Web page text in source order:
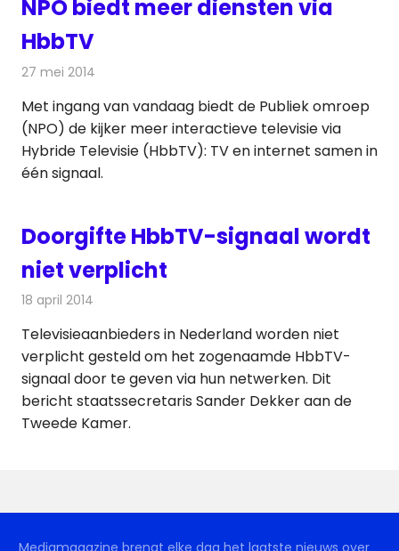
NPO biedt meer diensten via
HbbTV
27 mei 2014
Met ingang van vandaag biedt de Publiek omroep
(NPO) de kijker meer interactieve televisie via
Hybride Televisie (HbbTV): TV en internet samen in
één signaal.
Doorgifte HbbTV-signaal wordt
niet verplicht
18 april 2014
Televisieaanbieders in Nederland worden niet
verplicht gesteld om het zogenaamde HbbTV-
signaal door te geven via hun netwerken. Dit
bericht staatssecretaris Sander Dekker aan de
Tweede Kamer.
Mediamagazine brengt elke dag het laatste nieuws over